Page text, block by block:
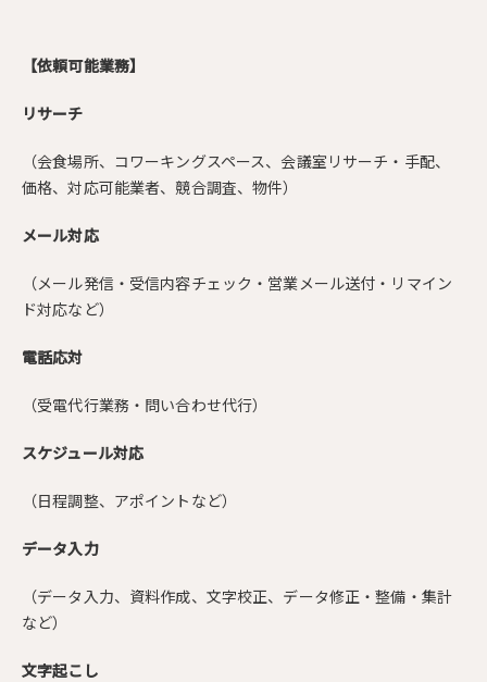
【依頼可能業務】
リサーチ
（会食場所、コワーキングスペース、会議室リサーチ・手配、
価格、対応可能業者、競合調査、物件）
メール対応
（メール発信・受信内容チェック・営業メール送付・リマイン
ド対応など）
電話応対
（受電代行業務・問い合わせ代行）
スケジュール対応
（日程調整、アポイントなど）
データ入力
（データ入力、資料作成、文字校正、データ修正・整備・集計
など）
文字起こし